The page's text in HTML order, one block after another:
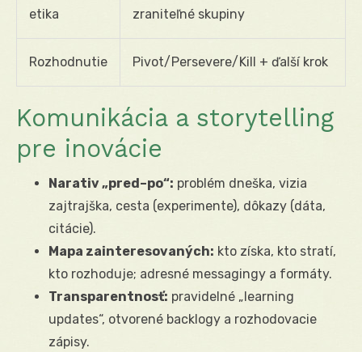
etika
zraniteľné skupiny
Rozhodnutie Pivot/Persevere/Kill + ďalší krok
Komunikácia a storytelling
pre inovácie
Narativ „pred–po“: problém dneška, vizia
zajtrajška, cesta (experimente), dôkazy (dáta,
citácie).
Mapa zainteresovaných: kto získa, kto stratí,
kto rozhoduje; adresné messagingy a formáty.
Transparentnosť: pravidelné „learning
updates“, otvorené backlogy a rozhodovacie
zápisy.